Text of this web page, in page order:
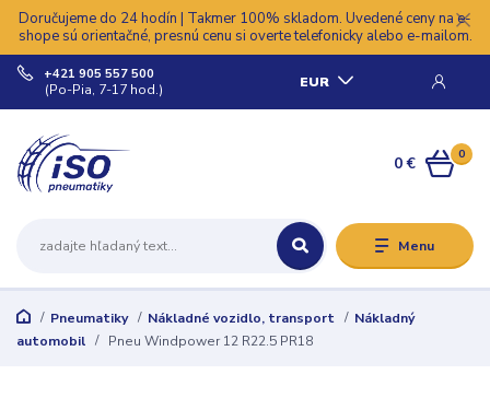
Doručujeme do 24 hodín | Takmer 100% skladom. Uvedené ceny na e-
shope sú orientačné, presnú cenu si overte telefonicky alebo e-mailom.
Menu
EUR
+421 905 557 500
(Po-Pia, 7-17 hod.)
0
0 €
Pneumatiky Nákladné vozidlo, transport
Nákladný
automobil
Pneu Windpower 12 R22.5 PR18